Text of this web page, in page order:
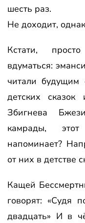
шесть раз.
Не доходит,
Кстати,
вдуматься:
читали будущим
детских
Збигнева
камрады, этот
напоминает?
от них в детстве
Кащей
говорят: «Судя
двадцать» И в